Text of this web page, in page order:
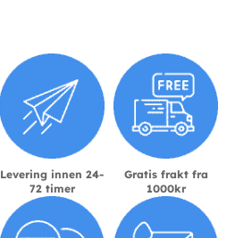
Levering innen 24-
72 timer
Gratis frakt fra
1000kr